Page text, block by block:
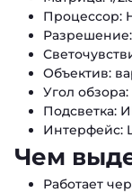
Процессор:
Разрешение:
Объектив:
Угол обзора:
Подсветка:
Интерфейс:
Чем
Работает